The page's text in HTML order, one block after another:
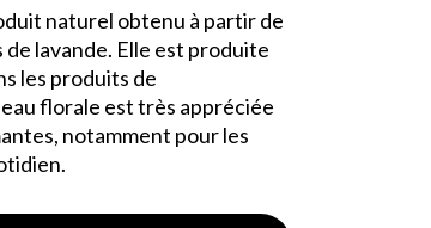
naturel obtenu à partir de
lavande. Elle est produite
les produits de
florale est très appréciée
notamment pour les